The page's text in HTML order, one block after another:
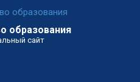
образования
сайт